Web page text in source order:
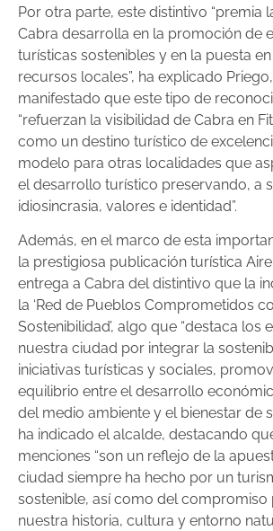
Por otra parte, este distintivo “premia
Cabra desarrolla en la promoción de
turísticas sostenibles y en la puesta
recursos locales”, ha explicado
manifestado que este tipo de
“refuerzan la visibilidad de Cabra en
como un destino turístico de
modelo para otras localidades que
el desarrollo turístico preservando, a
idiosincrasia, valores e identidad”.
Además, en el marco de esta
la prestigiosa publicación turística
entrega a Cabra del distintivo que la
la ‘Red de Pueblos Comprometidos
Sostenibilidad’, algo que “destaca los
nuestra ciudad por integrar la
iniciativas turísticas y sociales,
equilibrio entre el desarrollo
del medio ambiente y el bienestar de
ha indicado el alcalde, destacando
menciones “son un reflejo de la
ciudad siempre ha hecho por un
sostenible, así como del compromiso
nuestra historia, cultura y entorno